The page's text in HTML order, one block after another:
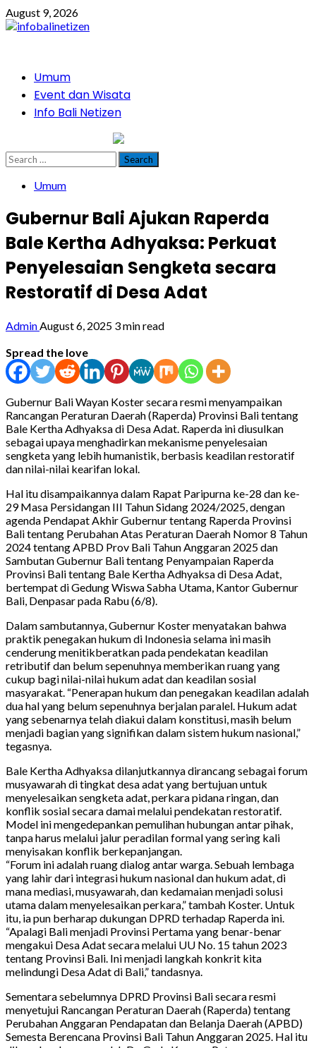
Skip
to
August 9, 2026
PrimaryUmum
Event dan Wisata
Info Bali Netizen
Search
for:
Umum
Gubernur Bali Ajukan Raperda
Bale Kertha Adhyaksa: Perkuat
Penyelesaian Sengketa secara
Restoratif di Desa Adat
AdminAugust 6, 2025 3 min read
Spread the love
Gubernur Bali Wayan Koster secara resmi menyampaikan
Rancangan Peraturan Daerah (Raperda) Provinsi Bali tentang
Bale Kertha Adhyaksa di Desa Adat. Raperda ini diusulkan
sebagai upaya menghadirkan mekanisme penyelesaian
sengketa yang lebih humanistik, berbasis keadilan restoratif
dan nilai-nilai kearifan lokal.
Hal itu disampaikannya dalam Rapat Paripurna ke-28 dan ke-
29 Masa Persidangan III Tahun Sidang 2024/2025, dengan
agenda Pendapat Akhir Gubernur tentang Raperda Provinsi
Bali tentang Perubahan Atas Peraturan Daerah Nomor 8 Tahun
2024 tentang APBD Prov Bali Tahun Anggaran 2025 dan
Sambutan Gubernur Bali tentang Penyampaian Raperda
Provinsi Bali tentang Bale Kertha Adhyaksa di Desa Adat,
bertempat di Gedung Wiswa Sabha Utama, Kantor Gubernur
Bali, Denpasar pada Rabu (6/8).
Dalam sambutannya, Gubernur Koster menyatakan bahwa
praktik penegakan hukum di Indonesia selama ini masih
cenderung menitikberatkan pada pendekatan keadilan
retributif dan belum sepenuhnya memberikan ruang yang
cukup bagi nilai-nilai hukum adat dan keadilan sosial
masyarakat. “Penerapan hukum dan penegakan keadilan adalah
dua hal yang belum sepenuhnya berjalan paralel. Hukum adat
yang sebenarnya telah diakui dalam konstitusi, masih belum
menjadi bagian yang signifikan dalam sistem hukum nasional,”
tegasnya.
Bale Kertha Adhyaksa dilanjutkannya dirancang sebagai forum
musyawarah di tingkat desa adat yang bertujuan untuk
menyelesaikan sengketa adat, perkara pidana ringan, dan
konflik sosial secara damai melalui pendekatan restoratif.
Model ini mengedepankan pemulihan hubungan antar pihak,
tanpa harus melalui jalur peradilan formal yang sering kali
menyisakan konflik berkepanjangan.
“Forum ini adalah ruang dialog antar warga. Sebuah lembaga
yang lahir dari integrasi hukum nasional dan hukum adat, di
mana mediasi, musyawarah, dan kedamaian menjadi solusi
utama dalam menyelesaikan perkara,” tambah Koster. Untuk
itu, ia pun berharap dukungan DPRD terhadap Raperda ini.
“Apalagi Bali menjadi Provinsi Pertama yang benar-benar
mengakui Desa Adat secara melalui UU No. 15 tahun 2023
tentang Provinsi Bali. Ini menjadi langkah konkrit kita
melindungi Desa Adat di Bali,” tandasnya.
Sementara sebelumnya DPRD Provinsi Bali secara resmi
menyetujui Rancangan Peraturan Daerah (Raperda) tentang
Perubahan Anggaran Pendapatan dan Belanja Daerah (APBD)
Semesta Berencana Provinsi Bali Tahun Anggaran 2025. Hal itu